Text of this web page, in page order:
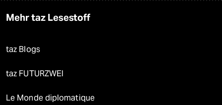
Mehr taz Lesestoff
taz Blogs
taz FUTURZWEI
Le Monde diplomatique